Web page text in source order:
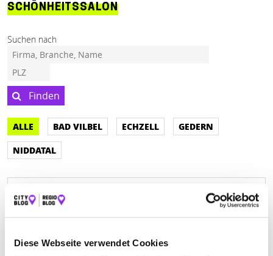
Diese Webseite verwendet Cookies
SCHÖNHEITSSALON
Suchen nach
Finden
ALLE BAD VILBEL ECHZELL
GEDERN
NIDDATAL
BEAUTY & SOUL KOSMETIKSTUDIO